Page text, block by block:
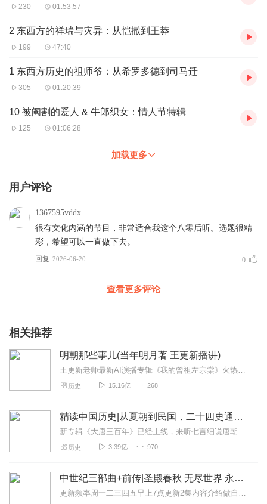
230 01:53:57
2 东西方的祥瑞与灾异：从恺撒到王莽
199 47:40
1 东西方历史的祖师爷：从希罗多德到司马迁
305 01:20:39
10 被阉割的爱人 & 牛郎织女：情人节特辑
125 01:06:28
加载更多
用户评论
1367595vddx
很有文化内涵的节目，非常适合我这个八零后听。选题很精
彩，希望可以一直做下去。
回复 2026-06-20 0
查看更多评论
相关推荐
明朝那些事儿(当年明月著 王更新播讲)
王更新老师最新AI演播专辑《我的曾祖左宗棠》火热更新中！从曾孙视角看帝国脊梁左宗棠的B面人生！【大咖推荐】明月的写作不仅笔锋活泼幽默，而且加进了自己的感悟，这就...
历史 15.16亿 268
精读中国历史|从夏朝到民国，二十四史通史解析，中华上下五千年
新专辑《大唐三百年》已经上线，来听七言细说唐朝三百年历史吧。点击即可跳转收听。【精读中国历史】立足正史，现代阐释。溯本清源，守正创新。比小说还精彩的正说中国历...
历史 3.39亿 970
中世纪三部曲+前传|圣殿春秋 无尽世界 永恒火焰 暗夜与黎明|惠天言亮解读版
更新频率周一二三四五早上7点更新2集内容介绍做自己喜欢的事，直到世界为你改变。言亮、惠天，为你解读世界级畅销IP--肯·福莱特《中世纪三部曲》+前传《暗夜与...